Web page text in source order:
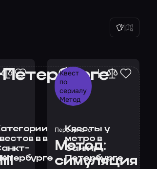
Квест
по
сериалу
Метод
Перформанс
Метод:
симуляция
в в
Квесты у
метро в
Санкт-
Петербурге